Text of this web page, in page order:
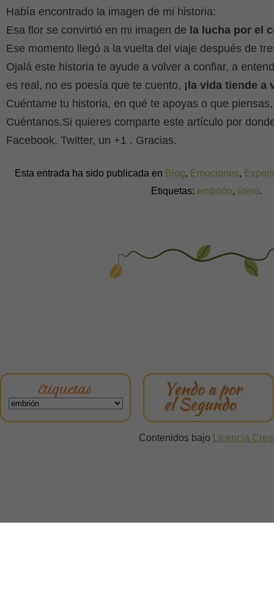
Había encontrado la imagen de mi historia:
Esa flor se convirtió en mi imagen de la lucha por el
Ese momento llegó a la vuelta del viaje después de
Ojalá este historia te ayude a volver a confiar, a
es real, no es poesía que te cuento, ¡la vida tiende a
Cuéntame tu historia, en qué te apoyas o que
Cuéntanos.Si quieres comparte este artículo por
Facebook, Twitter, un +1 . Gracias.
Esta entrada ha sido publicada en Blog, Emociones,
Etiquetas: embrión, útero.
Etiquetas
Contenidos bajo Licencia